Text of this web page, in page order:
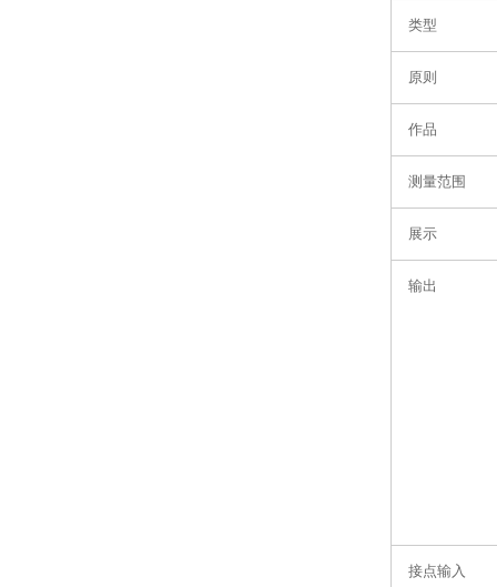
类型
原则
作品
测量范围
展示
输出
接点输入